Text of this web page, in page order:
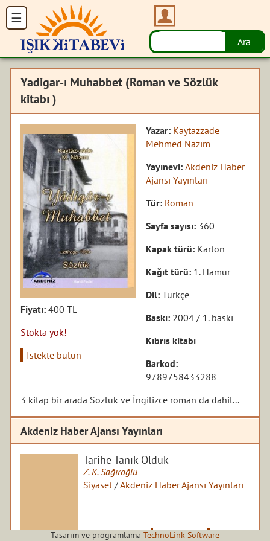
Yadigar-ı Muhabbet (Roman ve Sözlük
kitabı )
Fiyatı:400 TL
Stokta yok!
İstekte bulun
Yazar: Kaytazzade
Mehmed Nazım
Yayınevi:Akdeniz Haber
Ajansı Yayınları
Tür: Roman
Sayfa sayısı: 360
Kapak türü: Karton
Kağıt türü: 1. Hamur
Dil:Türkçe
Baskı: 2004 / 1. baskı
Kıbrıs kitabı
Barkod:
9789758433288
3 kitap bir arada Sözlük ve İngilizce roman da dahil...
Akdeniz Haber Ajansı Yayınları
Tarihe Tanık Olduk
Z. K. Sağıroğlu
Siyaset /Akdeniz Haber Ajansı Yayınları
150 TL Satın al Detaylar
Tasarım ve programlama TechnoLink Software